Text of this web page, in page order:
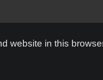
website in this